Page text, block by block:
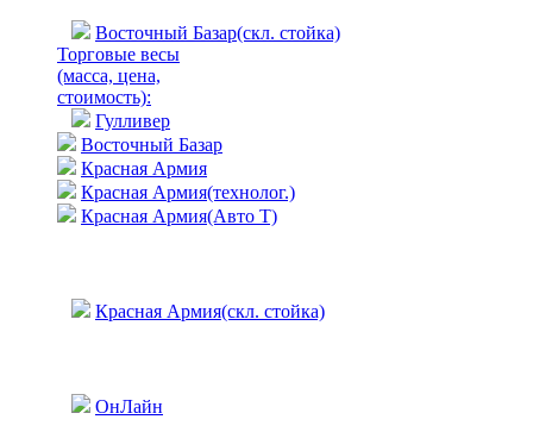
Восточный Базар(скл. стойка)
Торговые весы
(масса, цена,
стоимость):
Гулливер
Восточный Базар
Красная Армия
Красная Армия(технолог.)
Красная Армия(Авто Т)
Красная Армия(скл. стойка)
ОнЛайн